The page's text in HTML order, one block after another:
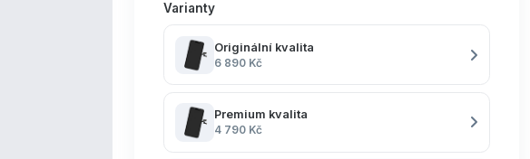
Varianty
Originální kvalita
6 890 Kč
Premium kvalita
4 790 Kč